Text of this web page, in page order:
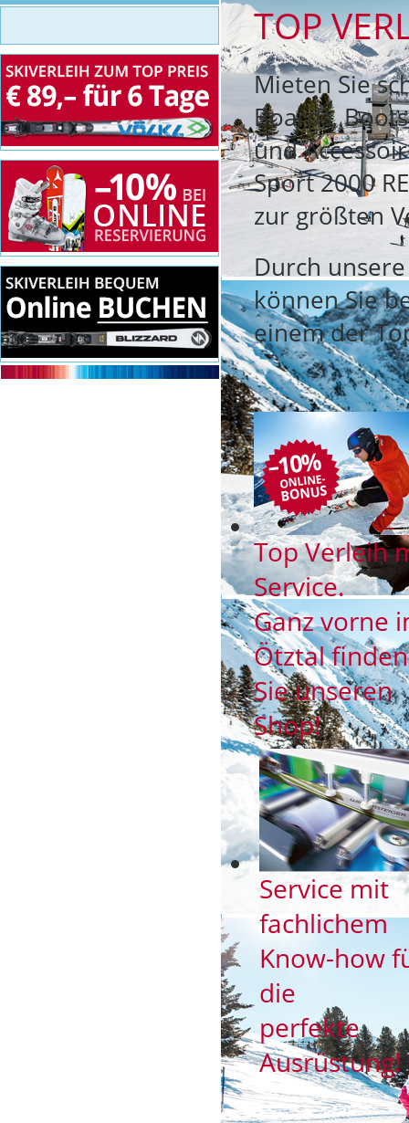
TOP
Mieten Sie
Boards,
und
Sport 2000
zur größten
Durch
können Sie
einem der
Top Verleih
Service.
Ganz vorne
Ötztal
Sie unseren
Shop!
Service mit
fachlichem
Know-how
die
perfekte
Ausrüstung!